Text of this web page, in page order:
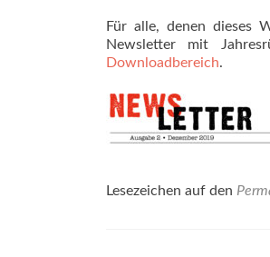
Für alle, denen dieses
Newsletter mit
Downloadbereich.
Lesezeichen auf den